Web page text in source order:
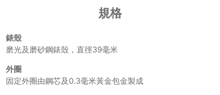
規格
錶殼
磨光及磨砂鋼錶殼，直徑39毫米
外圈
固定外圈由鋼芯及0.3毫米黃金包金製成